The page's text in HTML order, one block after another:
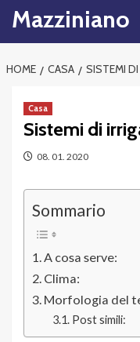
Skip
content
Mazziniano
HOME CASA SISTEMI
Casa
Sistemi di
08. 01. 2020
Sommario
A cosa serve:
Clima:
Morfologia del
Post simili: